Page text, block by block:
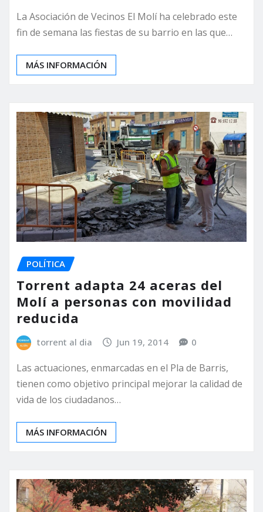
La Asociación de Vecinos El Molí ha celebrado este
fin de semana las fiestas de su barrio en las que…
MÁS INFORMACIÓN
POLÍTICA
Torrent adapta 24 aceras del
Molí a personas con movilidad
reducida
torrent al dia Jun 19, 2014 0
Las actuaciones, enmarcadas en el Pla de Barris,
tienen como objetivo principal mejorar la calidad de
vida de los ciudadanos…
MÁS INFORMACIÓN